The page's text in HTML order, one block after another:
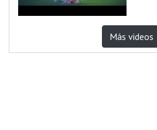
Más videos